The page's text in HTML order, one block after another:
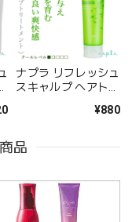
ナプラ リフレッシュ
スキャルプ ヘアトリ
¥880
品